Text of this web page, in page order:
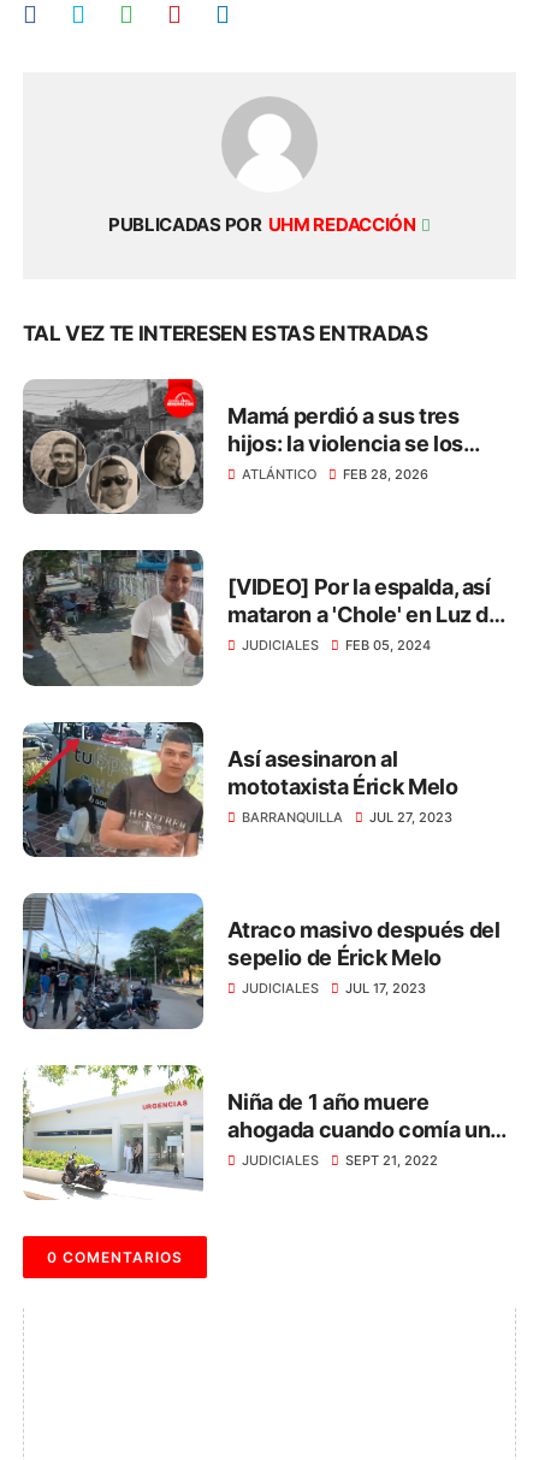
PUBLICADAS POR UHM REDACCIÓN
TAL VEZ TE INTERESEN ESTAS ENTRADAS
Mamá perdió a sus tres
hijos: la violencia se los
arrebató en menos de 3
ATLÁNTICO FEB 28, 2026
[VIDEO] Por la espalda, así
mataron a 'Chole' en Luz del
Mundo
JUDICIALES FEB 05, 2024
Así asesinaron al
mototaxista Érick Melo
BARRANQUILLA JUL 27, 2023
Atraco masivo después del
sepelio de Érick Melo
JUDICIALES JUL 17, 2023
Niña de 1 año muere
ahogada cuando comía un
dulce, en Santa Marta
JUDICIALES SEPT 21, 2022
0 COMENTARIOS